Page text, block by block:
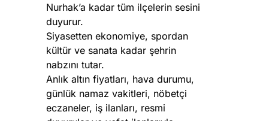
Nurhak’a kadar tüm ilçelerin sesini
duyurur.
Siyasetten ekonomiye, spordan
kültür ve sanata kadar şehrin
nabzını tutar.
Anlık altın fiyatları, hava durumu,
günlük namaz vakitleri, nöbetçi
eczaneler, iş ilanları, resmi